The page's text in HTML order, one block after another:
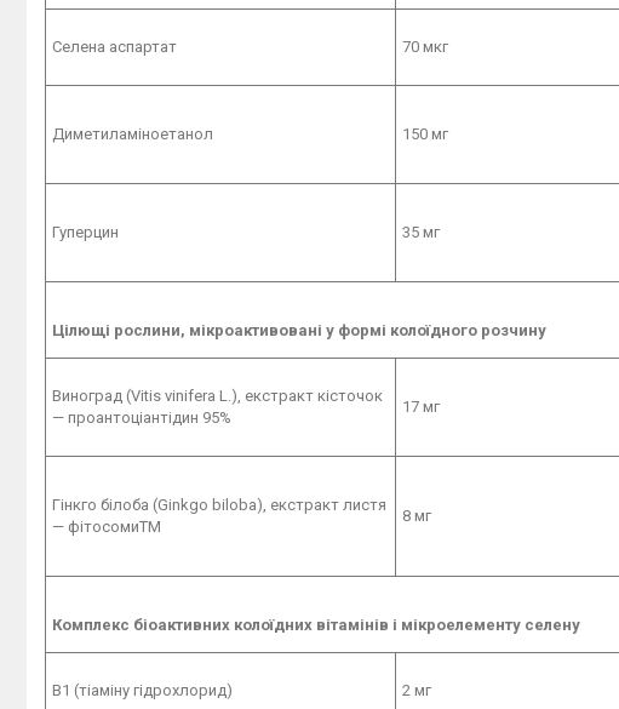
Селена аспартат 70 мкг
Диметиламіноетанол 150 мг
Гуперцин 35 мг
Цілющі рослини, мікроактивовані у формі колоїдного розчину
Виноград (Vitis vinifera L.), екстракт кісточок
— проантоціантідин 95%
17 мг
Гінкго білоба (Ginkgo biloba), екстракт листя
— фітосомиTM
8 мг
Комплекс біоактивних колоїдних вітамінів і мікроелементу селену
В1 (тіаміну гідрохлорид) 2 мг